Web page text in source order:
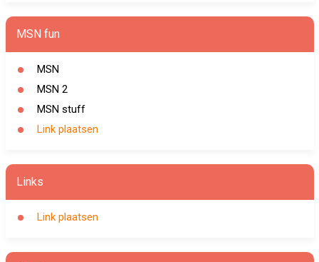
MSN fun
MSN
MSN 2
MSN stuff
Link plaatsen
Links
Link plaatsen